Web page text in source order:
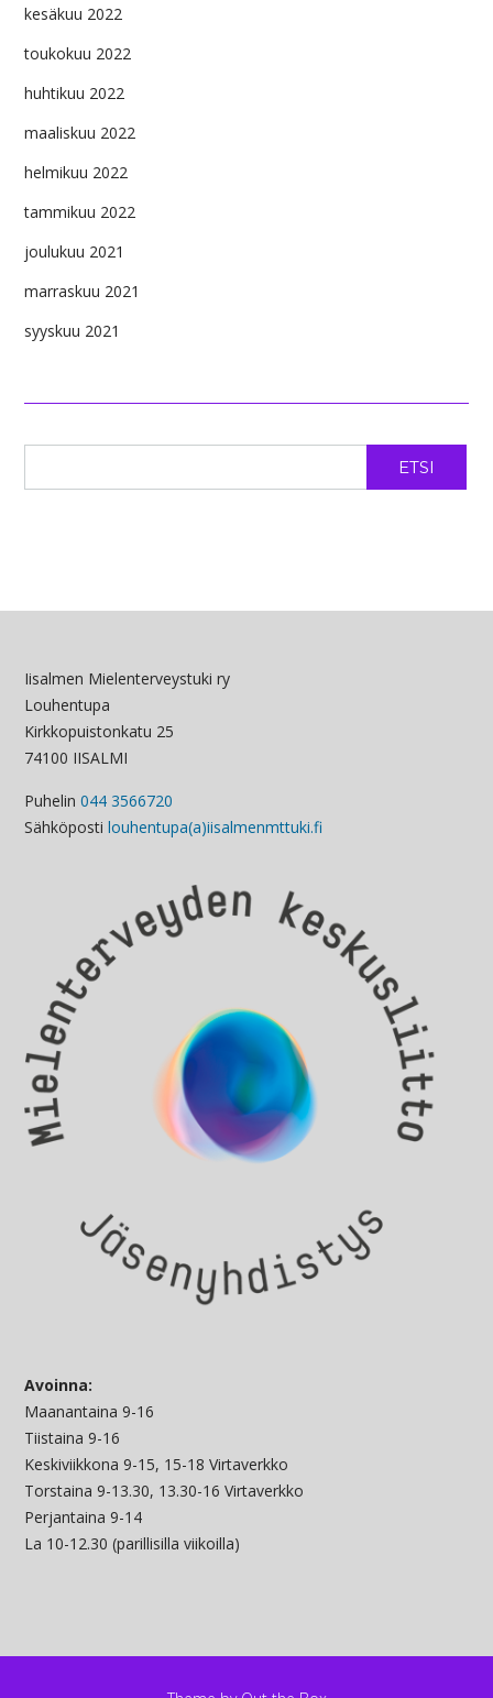
kesäkuu 2022
toukokuu 2022
huhtikuu 2022
maaliskuu 2022
helmikuu 2022
tammikuu 2022
joulukuu 2021
marraskuu 2021
syyskuu 2021
ETSI
Iisalmen Mielenterveystuki ry
Louhentupa
Kirkkopuistonkatu 25
74100 IISALMI
Puhelin 044 3566720
Sähköposti louhentupa(a)iisalmenmttuki.fi
Avoinna:
Maanantaina 9-16
Tiistaina 9-16
Keskiviikkona 9-15, 15-18 Virtaverkko
Torstaina 9-13.30, 13.30-16 Virtaverkko
Perjantaina 9-14
La 10-12.30 (parillisilla viikoilla)